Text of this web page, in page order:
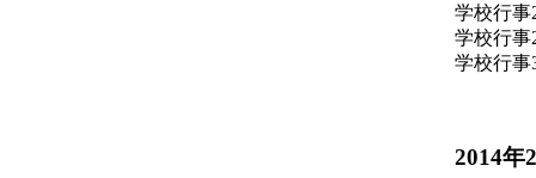
学校行事
学校行事
学校行事
2014年